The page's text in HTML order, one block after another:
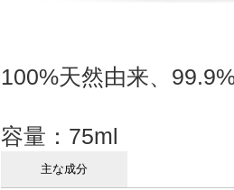
100%天然由来、
容量：75ml
主な成分